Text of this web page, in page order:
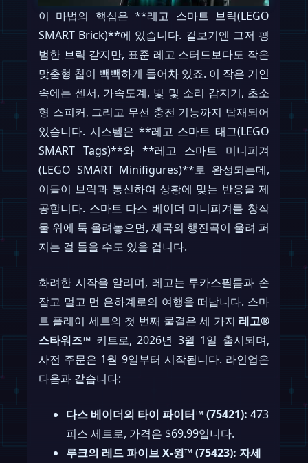
이 마법의 핵심은 **레고 스마트 브릭(LEGO
SMART Brick)**에 있습니다. 겉보기엔 그저 평
범한 브릭 같지만, 표준 레고 스터드보다도 작은
맞춤형 칩이 빽빽하게 들어차 있죠. 이 작은 거인
속에는 센서, 가속도계, 빛 및 소리 감지기, 초소
형 스피커, 그리고 무선 충전 기능까지 탑재되어
있습니다. 시스템은 **레고 스마트 태그(LEGO
SMART Tags)**와 **레고 스마트 미니피겨
(LEGO SMART Minifigures)**로 완성되는데,
이들이 브릭과 통신하여 상황에 맞는 반응을 제
공합니다. 스마트 다스 베이더 미니피겨를 창작
물 위에 툭 올려놓으면, 제국의 행진곡이 울려 퍼
지는 걸 들을 수도 있을 겁니다.
화려한 시작을 알리며, 레고는 루카스필름과 손
잡고 멀고 먼 은하계로의 여행을 떠납니다. 스마
트 플레이 세트의 첫 번째 물결은 세 가지 레고®
스타워즈™ 키트로, 2026년 3월 1일 출시되며,
사전 주문은 1월 9일부터 시작됩니다. 라인업은
다음과 같습니다:
다스 베이더의 타이 파이터™ (75421): 473
피스 세트로, 가격은 $69.99입니다.
루크의 레드 파이브 X-윙™ (75423): 자세